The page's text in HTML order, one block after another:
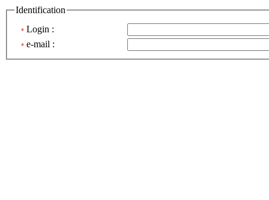
Identification
* Login :
* e-mail :